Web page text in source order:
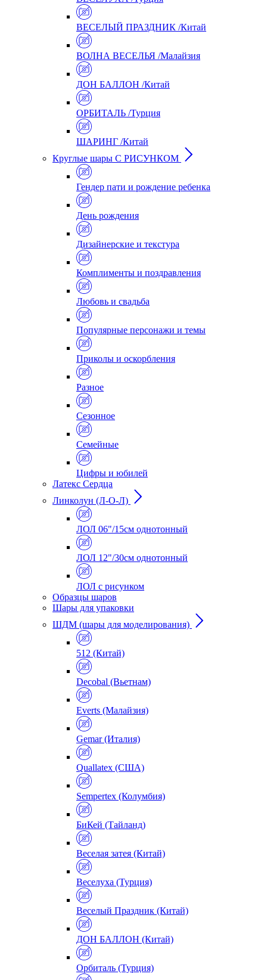
ВЕСЕЛЫЙ ПРАЗДНИК /Китай
ВОЛНА ВЕСЕЛЬЯ /Малайзия
ДОН БАЛЛОН /Китай
ОРБИТАЛЬ /Турция
ШАРИНГ /Китай
Круглые шары С РИСУНКОМ
Гендер пати и рождение ребенка
День рождения
Дизайнерские и текстура
Комплименты и поздравления
Любовь и свадьба
Популярные персонажи и темы
Приколы и оскорбления
Разное
Сезонное
Семейные
Цифры и юбилей
Латекс Сердца
Линколун (Л-О-Л)
ЛОЛ 06"/15см однотонный
ЛОЛ 12"/30см однотонный
ЛОЛ с рисунком
Образцы шаров
Шары для упаковки
ШДМ (шары для моделирования)
512 (Китай)
Decobal (Вьетнам)
Everts (Малайзия)
Gemar (Италия)
Quallatex (США)
Sempertex (Колумбия)
БиКей (Тайланд)
Веселая затея (Китай)
Веселуха (Турция)
Веселый Праздник (Китай)
ДОН БАЛЛОН (Китай)
Орбиталь (Турция)